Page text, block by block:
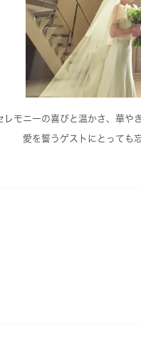
レモニーの喜びと温かさ、華
愛を誓うゲストにとっても